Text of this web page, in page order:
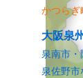
かつらぎ
大阪泉
泉南市・
泉佐野市